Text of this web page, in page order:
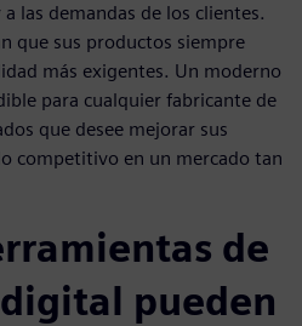
las demandas de los clientes.
que sus productos siempre
más exigentes. Un moderno
para cualquier fabricante de
que desee mejorar sus
competitivo en un mercado tan
de
pueden